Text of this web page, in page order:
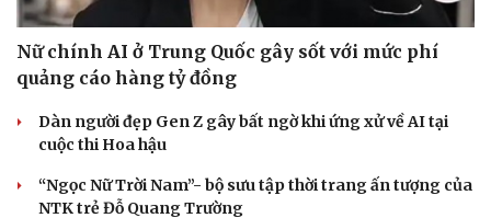
Văn hóa
Sân khấu - Điện ảnh
Văn học
Âm nhạc
Giải trí
Thời trang
Sao Việt
Nữ chính AI ở Trung Quốc gây sốt với mức phí
quảng cáo hàng tỷ đồng
Dàn người đẹp Gen Z gây bất ngờ khi ứng xử về AI tại
cuộc thi Hoa hậu
“Ngọc Nữ Trời Nam”- bộ sưu tập thời trang ấn tượng của
NTK trẻ Đỗ Quang Trường